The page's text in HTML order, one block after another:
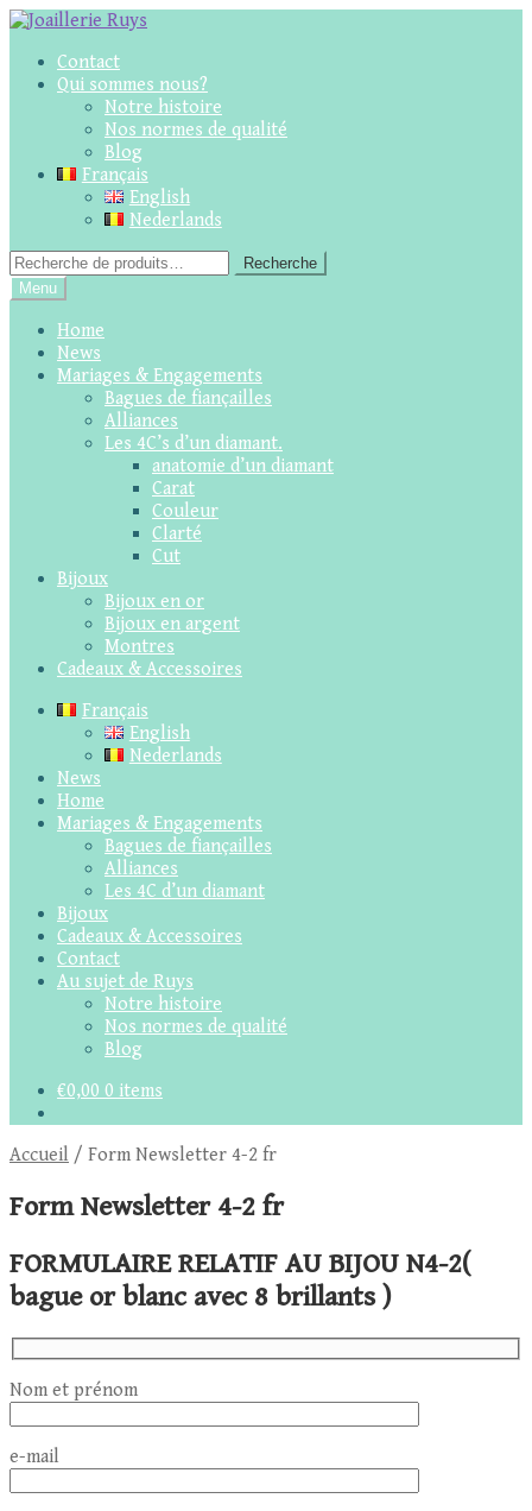
Skip
navigation
Skip
contentContact
Qui sommes nous?
Notre histoire
Nos normes de qualité
Blog
Français
English
Nederlands
Recherche
pour :
Recherche
Menu
Home
News
Mariages & Engagements
Bagues de fiançailles
Alliances
Les 4C’s d’un diamant.
anatomie d’un diamant
Carat
Couleur
Clarté
Cut
Bijoux
Bijoux en or
Bijoux en argent
Montres
Cadeaux & Accessoires
Français
English
Nederlands
News
Home
Mariages & Engagements
Bagues de fiançailles
Alliances
Les 4C d’un diamant
Bijoux
Cadeaux & Accessoires
Contact
Au sujet de Ruys
Notre histoire
Nos normes de qualité
Blog
€0,00 0 items
Accueil / Form Newsletter 4-2 fr
Form Newsletter 4-2 fr
FORMULAIRE RELATIF AU BIJOU N4-2(
bague or blanc avec 8 brillants )
Nom et prénom
e-mail